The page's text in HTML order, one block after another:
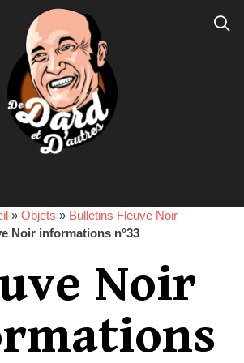
» Objets » Bulletins Fleuve Noir
Noir informations n°33
Noir